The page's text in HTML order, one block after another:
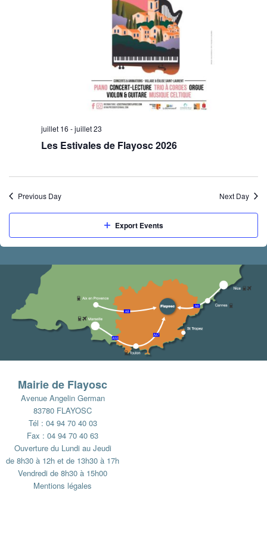
juillet 16 -juillet 23
Les Estivales de Flayosc 2026
Previous Day Next Day
Export Events
Mairie de Flayosc
Avenue Angelin German
83780 FLAYOSC
Tél : 04 94 70 40 03
Fax : 04 94 70 40 63
Ouverture du Lundi au Jeudi
de 8h30 à 12h et de 13h30 à 17h
Vendredi de 8h30 à 15h00
Mentions légales